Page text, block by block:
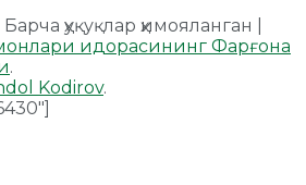
Барча ҳуқуқлар ҳимояланган |
идорасининг Фарғона
.
Kodirov.